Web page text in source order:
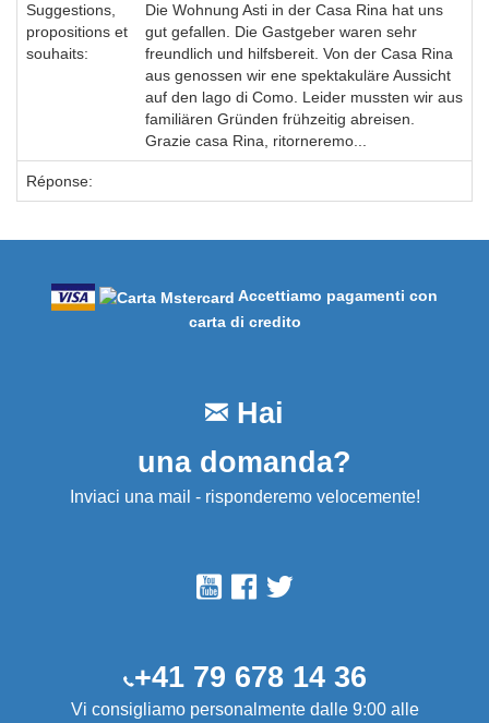
Suggestions,
propositions et
souhaits:
Die Wohnung Asti in der Casa Rina hat uns
gut gefallen. Die Gastgeber waren sehr
freundlich und hilfsbereit. Von der Casa Rina
aus genossen wir ene spektakuläre Aussicht
auf den lago di Como. Leider mussten wir aus
familiären Gründen frühzeitig abreisen.
Grazie casa Rina, ritorneremo...
Réponse:
Accettiamo pagamenti con
carta di credito
Hai
una domanda?
Inviaci una mail - risponderemo velocemente!
+41 79 678 14 36
Vi consigliamo personalmente dalle 9:00 alle